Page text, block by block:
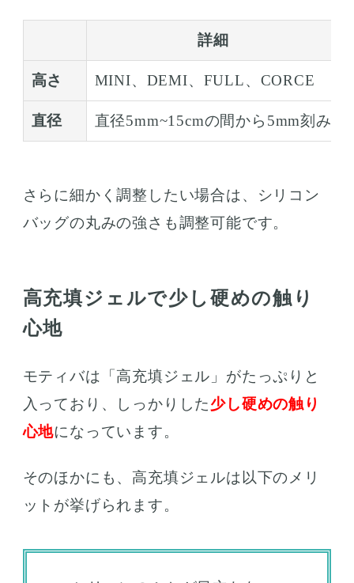
詳細
高さ MINI、DEMI、FULL、CORCE
直径 直径5mm~15cmの間から5mm刻み
さらに細かく調整したい場合は、シリコン
バッグの丸みの強さも調整可能です。
高充填ジェルで少し硬めの触り
心地
モティバは「高充填ジェル」がたっぷりと
入っており、しっかりした少し硬めの触り
心地になっています。
そのほかにも、高充填ジェルは以下のメリ
ットが挙げられます。